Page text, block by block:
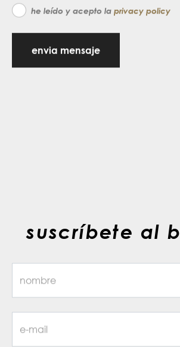
he leído y acepto la privacy policy
envia mensaje
suscríbete al